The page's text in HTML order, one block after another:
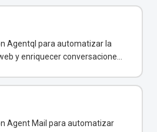
Agentql para automatizar la
y enriquecer conversaciones
Agent Mail para automatizar